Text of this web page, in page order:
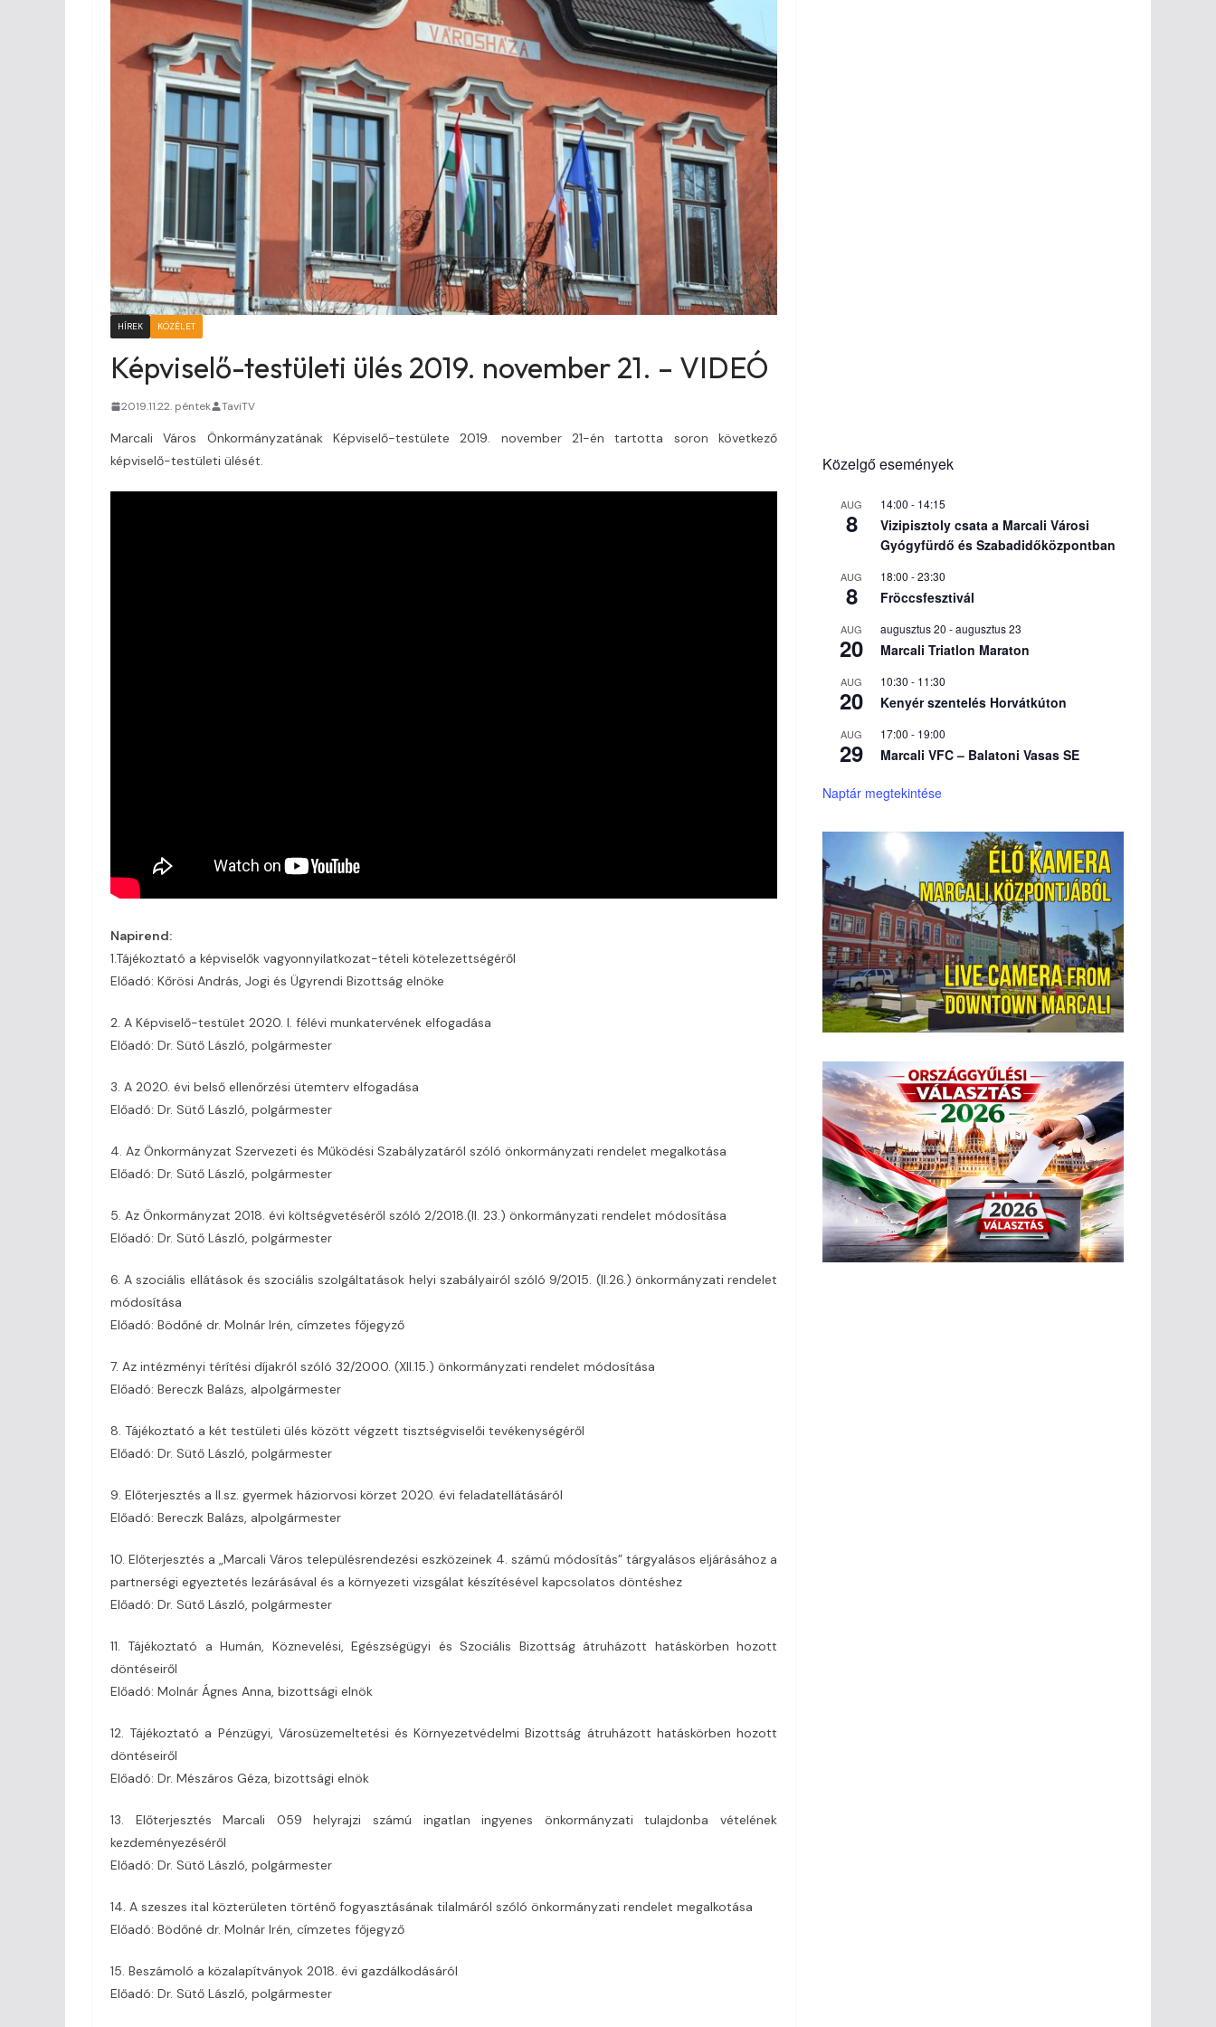
HÍREK KÖZÉLET
Képviselő-testületi ülés 2019. november 21. – VIDEÓ
2019.11.22. péntek TaviTV
Marcali Város Önkormányzatának Képviselő-testülete 2019. november 21-én tartotta soron következő
képviselő-testületi ülését.
Napirend:
1.Tájékoztató a képviselők vagyonnyilatkozat-tételi kötelezettségéről
Előadó: Kőrösi András, Jogi és Ügyrendi Bizottság elnöke
2. A Képviselő-testület 2020. I. félévi munkatervének elfogadása
Előadó: Dr. Sütő László, polgármester
3. A 2020. évi belső ellenőrzési ütemterv elfogadása
Előadó: Dr. Sütő László, polgármester
4. Az Önkormányzat Szervezeti és Működési Szabályzatáról szóló önkormányzati rendelet megalkotása
Előadó: Dr. Sütő László, polgármester
5. Az Önkormányzat 2018. évi költségvetéséről szóló 2/2018.(II. 23.) önkormányzati rendelet módosítása
Előadó: Dr. Sütő László, polgármester
6. A szociális ellátások és szociális szolgáltatások helyi szabályairól szóló 9/2015. (II.26.) önkormányzati rendelet
módosítása
Előadó: Bödőné dr. Molnár Irén, címzetes főjegyző
7. Az intézményi térítési díjakról szóló 32/2000. (XII.15.) önkormányzati rendelet módosítása
Előadó: Bereczk Balázs, alpolgármester
8. Tájékoztató a két testületi ülés között végzett tisztségviselői tevékenységéről
Előadó: Dr. Sütő László, polgármester
9. Előterjesztés a II.sz. gyermek háziorvosi körzet 2020. évi feladatellátásáról
Előadó: Bereczk Balázs, alpolgármester
10. Előterjesztés a „Marcali Város településrendezési eszközeinek 4. számú módosítás” tárgyalásos eljárásához a
partnerségi egyeztetés lezárásával és a környezeti vizsgálat készítésével kapcsolatos döntéshez
Előadó: Dr. Sütő László, polgármester
11. Tájékoztató a Humán, Köznevelési, Egészségügyi és Szociális Bizottság átruházott hatáskörben hozott
döntéseiről
Előadó: Molnár Ágnes Anna, bizottsági elnök
12. Tájékoztató a Pénzügyi, Városüzemeltetési és Környezetvédelmi Bizottság átruházott hatáskörben hozott
döntéseiről
Előadó: Dr. Mészáros Géza, bizottsági elnök
13. Előterjesztés Marcali 059 helyrajzi számú ingatlan ingyenes önkormányzati tulajdonba vételének
kezdeményezéséről
Előadó: Dr. Sütő László, polgármester
14. A szeszes ital közterületen történő fogyasztásának tilalmáról szóló önkormányzati rendelet megalkotása
Előadó: Bödőné dr. Molnár Irén, címzetes főjegyző
15. Beszámoló a közalapítványok 2018. évi gazdálkodásáról
Előadó: Dr. Sütő László, polgármester
Közelgő események
AUG
8
14:00 - 14:15
Vizipisztoly csata a Marcali Városi
Gyógyfürdő és Szabadidőközpontban
AUG
8
18:00 -23:30
Fröccsfesztivál
AUG
20
augusztus 20 -augusztus 23
Marcali Triatlon Maraton
AUG
20
10:30 - 11:30
Kenyér szentelés Horvátkúton
AUG
29
17:00 - 19:00
Marcali VFC – Balatoni Vasas SE
Naptár megtekintése